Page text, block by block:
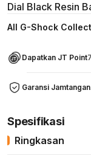
Dial Black Resin
All G-Shock
Dapatkan JT Point
Garansi
Spesifikasi
Ringkasan